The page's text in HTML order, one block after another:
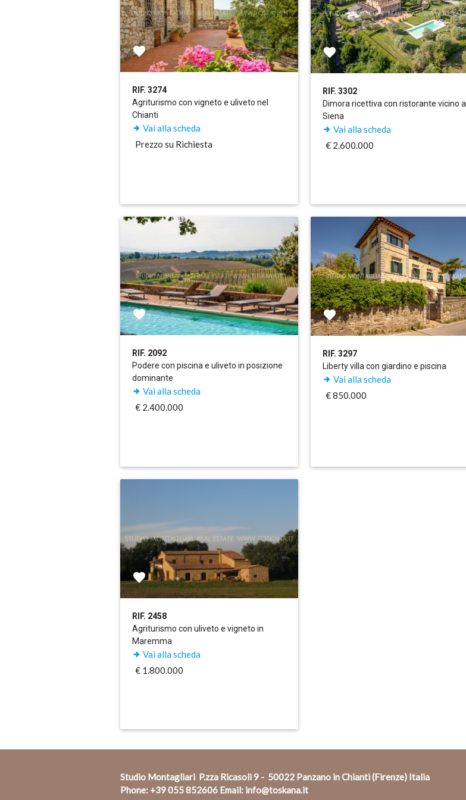
RIF. 3274
Agriturismo con vigneto e uliveto nel
Chianti
Vai alla scheda
Prezzo su Richiesta
RIF. 3302
Dimora ricettiva con ristorante vicino a
Siena
Vai alla scheda
€ 2.600.000
RIF. 2092
Podere con piscina e uliveto in posizione
dominante
Vai alla scheda
€ 2.400.000
RIF. 3297
Liberty villa con giardino e piscina
Vai alla scheda
€ 850.000
RIF. 2458
Agriturismo con uliveto e vigneto in
Maremma
Vai alla scheda
€ 1.800.000
Studio Montagliari P.zza Ricasoli 9 - 50022 Panzano in Chianti (Firenze) Italia
Phone: +39 055 852606Email: info@toskana.it